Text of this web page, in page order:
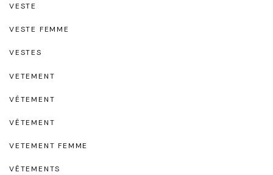
VESTE
VESTE FEMME
VESTES
VETEMENT
VÉTEMENT
VÊTEMENT
VETEMENT FEMME
VÊTEMENTS